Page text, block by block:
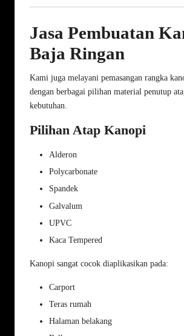
Jasa Pembuatan
Baja Ringan
Kami juga melayani pemasangan rangka
dengan berbagai pilihan material penutup
kebutuhan.
Pilihan Atap Kanopi
Alderon
Polycarbonate
Spandek
Galvalum
UPVC
Kaca Tempered
Kanopi sangat cocok diaplikasikan pada:
Carport
Teras rumah
Halaman belakang